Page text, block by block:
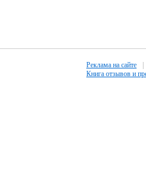
Реклама на сайте
Книга отзывов и